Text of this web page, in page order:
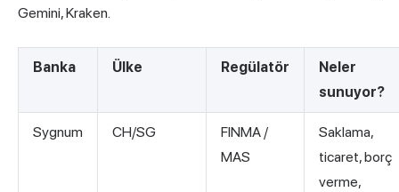
Gemini, Kraken.
Banka Ülke Regülatör
Neler
sunuyor?
Sygnum CH/SG
FINMA /
MAS
Saklama,
ticaret, borç
verme,